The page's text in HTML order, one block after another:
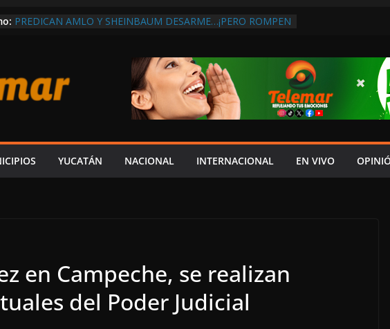
PREDICAN AMLO Y SHEINBAUM DESARME…¡PERO ROMPEN
SHCP DERRUMBA DISCURSO DE LAYDA AL REVELAR QUE
CAMPECHE REGISTRA LA PEOR CAÍDA DE
PARTICIPACIONES DEL PAÍS, POR PÉSIMA RECAUDACIÓN
DEL ISR
SOSPECHAS DE INFLUENCIAS POLÍTICAS EN
¿PAPÁ INCAPACITADO ASUME CULPA DEL HIJO?
CAEN DOS ÁRBOLES SOBRE LA CARRETERA LIBRE
YUCATÁN NACIONAL INTERNACIONAL EN VIVO
en Campeche, se realizan
del Poder Judicial